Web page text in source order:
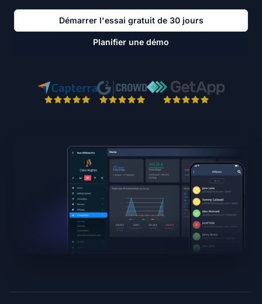
Démarrer l'essai gratuit de 30 jours
Planifier une démo